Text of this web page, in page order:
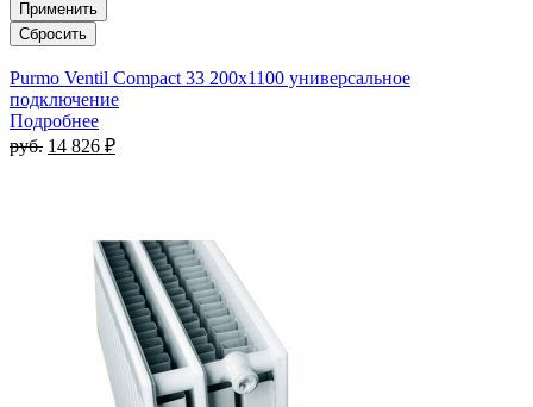
Purmo Ventil Compact 33 200x1100 универсальное
подключение
Подробнее
руб. 14 826 ₽